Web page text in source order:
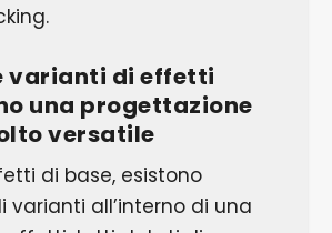
varianti di effetti
una progettazione
versatile
di base, esistono
varianti all’interno di una